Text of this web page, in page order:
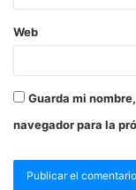
Web
Guarda mi
navegador para la